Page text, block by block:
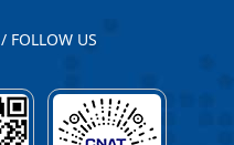
/ FOLLOW US